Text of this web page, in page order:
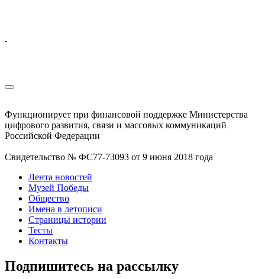
Функционирует при финансовой поддержке Министерства
цифрового развития, связи и массовых коммуникаций
Российской Федерации
Свидетельство № ФС77-73093 от 9 июня 2018 года
Лента новостей
Музей Победы
Общество
Имена в летописи
Страницы истории
Тесты
Контакты
Подпишитесь на рассылку